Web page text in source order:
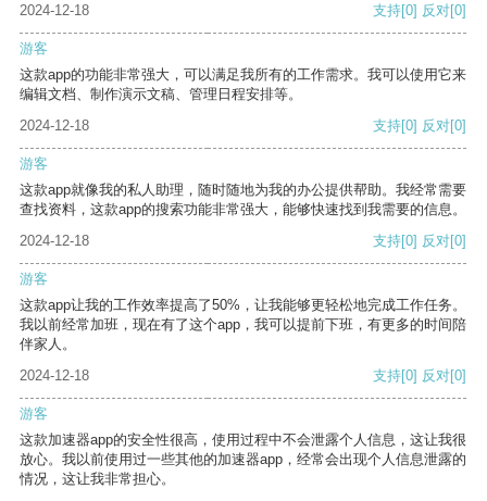
2024-12-18
支持[0] 反对[0]
游客
这款app的功能非常强大，可以满足我所有的工作需求。我可以使用它来
编辑文档、制作演示文稿、管理日程安排等。
2024-12-18
支持[0] 反对[0]
游客
这款app就像我的私人助理，随时随地为我的办公提供帮助。我经常需要
查找资料，这款app的搜索功能非常强大，能够快速找到我需要的信息。
2024-12-18
支持[0] 反对[0]
游客
这款app让我的工作效率提高了50%，让我能够更轻松地完成工作任务。
我以前经常加班，现在有了这个app，我可以提前下班，有更多的时间陪
伴家人。
2024-12-18
支持[0] 反对[0]
游客
这款加速器app的安全性很高，使用过程中不会泄露个人信息，这让我很
放心。我以前使用过一些其他的加速器app，经常会出现个人信息泄露的
情况，这让我非常担心。